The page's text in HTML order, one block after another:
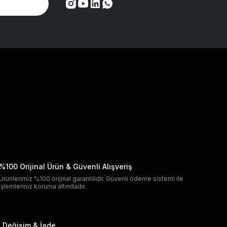
%100 Orijinal Ürün & Güvenli Alışveriş
Ürünlerimiz %100 orijinal garantilidir. Güvenli ödeme sistemi ile
işlemleriniz koruma altındadır.
Değişim & İade